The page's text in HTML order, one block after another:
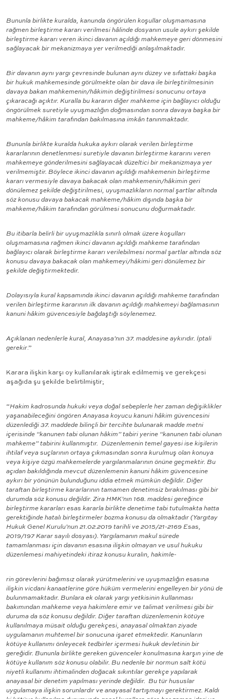
Bununla birlikte kuralda, kanunda öngörülen koşullar oluşmamasına
rağmen birleştirme kararı verilmesi hâlinde dosyanın usule aykırı şekilde
birleştirme kararı veren ikinci davanın açıldığı mahkemeye geri dönmesini
sağlayacak bir mekanizmaya yer verilmediği anlaşılmaktadır.
Bir davanın aynı yargı çevresinde bulunan aynı düzey ve sıfattaki başka
bir hukuk mahkemesinde görülmekte olan bir dava ile birleştirilmesinin
davaya bakan mahkemenin/hâkimin değiştirilmesi sonucunu ortaya
çıkaracağı açıktır. Kuralla bu kararın diğer mahkeme için bağlayıcı olduğu
öngörülmek suretiyle uyuşmazlığın doğmasından sonra davaya başka bir
mahkeme/hâkim tarafından bakılmasına imkân tanınmaktadır.
Bununla birlikte kuralda hukuka aykırı olarak verilen birleştirme
kararlarının denetlenmesi suretiyle davanın birleştirme kararını veren
mahkemeye gönderilmesini sağlayacak düzeltici bir mekanizmaya yer
verilmemiştir. Böylece ikinci davanın açıldığı mahkemenin birleştirme
kararı vermesiyle davaya bakacak olan mahkemenin/hâkimin geri
dönülemez şekilde değiştirilmesi, uyuşmazlıkların normal şartlar altında
söz konusu davaya bakacak mahkeme/hâkim dışında başka bir
mahkeme/hâkim tarafından görülmesi sonucunu doğurmaktadır.
Bu itibarla belirli bir uyuşmazlıkla sınırlı olmak üzere koşulları
oluşmamasına rağmen ikinci davanın açıldığı mahkeme tarafından
bağlayıcı olarak birleştirme kararı verilebilmesi normal şartlar altında söz
konusu davaya bakacak olan mahkemeyi/hâkimi geri dönülemez bir
şekilde değiştirmektedir.
Dolayısıyla kural kapsamında ikinci davanın açıldığı mahkeme tarafından
verilen birleştirme kararının ilk davanın açıldığı mahkemeyi bağlamasının
kanuni hâkim güvencesiyle bağdaştığı söylenemez.
Açıklanan nedenlerle kural, Anayasa’nın 37. maddesine aykırıdır. İptali
gerekir.”
Karara ilişkin karşı oy kullanılarak iştirak edilmemiş ve gerekçesi
aşağıda şu şekilde belirtilmiştir;
“Hakim kadrosunda hukuki veya doğal sebeplerle her zaman değişiklikler
yaşanabileceğini öngören Anayasa koyucu kanuni hâkim güvencesini
düzenlediği 37. maddede bilinçli bir tercihte bulunarak madde metni
içerisinde “kanunen tabi olunan hâkim” tabiri yerine “kanunen tabi olunan
mahkeme” tabirini kullanmıştır. Düzenlemenin temel gayesi ise kişilerin
ihtilaf veya suçlarının ortaya çıkmasından sonra kurulmuş olan konuya
veya kişiye özgü mahkemelerde yargılanmalarının önüne geçmektir. Bu
açıdan bakıldığında mevcut düzenlemenin kanuni hâkim güvencesine
aykırı bir yönünün bulunduğunu iddia etmek mümkün değildir. Diğer
taraftan birleştirme kararlarının tamamen denetimsiz bırakılması gibi bir
durumda söz konusu değildir. Zira HMK’nın 168. maddesi gereğince
birleştirme kararları esas kararla birlikte denetime tabi tutulmakta hatta
gerektiğinde hatalı birleştirmeler bozma konusu da olmaktadır (Yargıtay
Hukuk Genel Kurulu’nun 21.02.2019 tarihli ve 2015/21-2169 Esas,
2019/197 Karar sayılı dosyası). Yargılamanın makul sürede
tamamlanması için davanın esasına ilişkin olmayan ve usul hukuku
düzenlemesi mahiyetindeki itiraz konusu kuralın, hakimle-
rin görevlerini bağımsız olarak yürütmelerini ve uyuşmazlığın esasına
ilişkin vicdani kanaatlerine göre hüküm vermelerini engelleyen bir yönü de
bulunmamaktadır. Bunlara ek olarak yargı yetkisinin kullanması
bakımından mahkeme veya hakimlere emir ve talimat verilmesi gibi bir
duruma da söz konusu değildir. Diğer taraftan düzenlemenin kötüye
kullanılmaya müsait olduğu gerekçesi, anayasal olmaktan ziyade
uygulamanın muhtemel bir sonucuna işaret etmektedir. Kanunların
kötüye kullanımı önleyecek tedbirler içermesi hukuk devletinin bir
gereğidir. Bununla birlikte gereken güvenceler konulmasına karşın yine de
kötüye kullanım söz konusu olabilir. Bu nedenle bir normun salt kötü
niyetli kullanımı ihtimalinden doğacak sıkıntılar gerekçe yapılarak
anayasal bir denetim yapılması yerinde değildir. Bu tür hususlar
uygulamaya ilişkin sorunlardır ve anayasal tartışmayı gerektirmez. Kaldı